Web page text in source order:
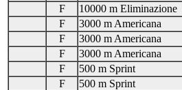
F
10000 m Eliminazione
F
3000 m Americana
F
3000 m Americana
F
3000 m Americana
F
500 m Sprint
F
500 m Sprint